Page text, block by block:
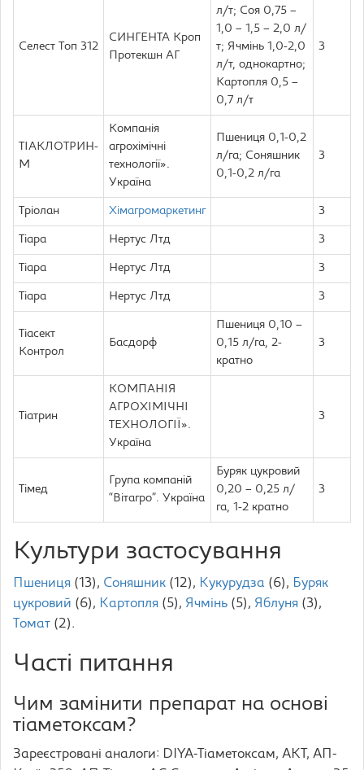
Селест Топ 312
СИНГЕНТА Кроп
Протекшн АГ
л/т; Соя 0,75 –
1,0 – 1,5 – 2,0 л/
т; Ячмінь 1,0-2,0
л/т, однокартно;
Картопля 0,5 –
0,7 л/т
3
ТІАКЛОТРИН-
М
Компанія
агрохімічні
технології».
Україна
Пшениця 0,1-0,2
л/га; Соняшник
0,1-0,2 л/га
3
Тріолан Хімагромаркетинг 3
Тіара Нертус Лтд 3
Тіара Нертус Лтд 3
Тіара Нертус Лтд 3
Тіасект
Контрол
Басдорф
Пшениця 0,10 –
0,15 л/га, 2-
кратно
3
Тіатрин
КОМПАНІЯ
АГРОХІМІЧНІ
ТЕХНОЛОГІЇ».
Україна
3
Тімед
Група компаній
“Вітагро”. Україна
Буряк цукровий
0,20 – 0,25 л/
га, 1-2 кратно
3
Культури застосування
Пшениця (13), Соняшник (12), Кукурудза (6), Буряк
цукровий (6), Картопля (5), Ячмінь (5), Яблуня (3),
Томат (2).
Часті питання
Чим замінити препарат на основі
тіаметоксам?
Зареєстровані аналоги: DIYA-Тіаметоксам, АКТ, АП-